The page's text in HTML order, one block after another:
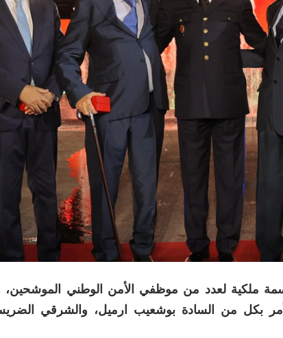
ملكية لعدد من موظفي الأمن الوطني الموشحين،
الأمر بكل من السادة بوشعيب ارميل، والشرقي